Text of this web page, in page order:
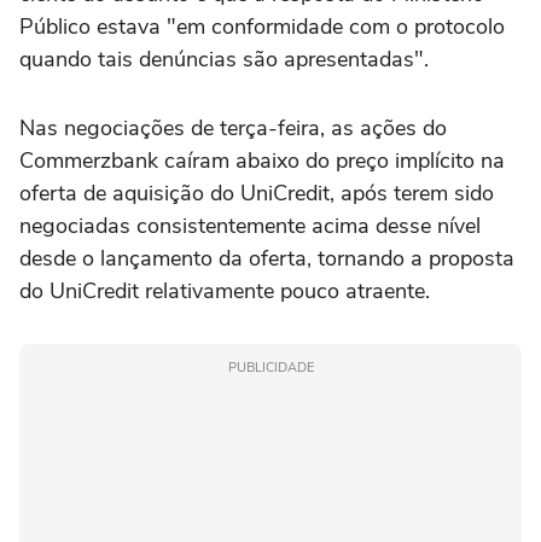
Público estava "em conformidade com o protocolo
quando tais denúncias são apresentadas".
Nas negociações de terça-feira, as ações do
Commerzbank caíram abaixo do preço implícito na
oferta de aquisição do UniCredit, após terem sido
negociadas consistentemente acima desse nível
desde o lançamento da oferta, tornando a proposta
do UniCredit relativamente pouco atraente.
PUBLICIDADE